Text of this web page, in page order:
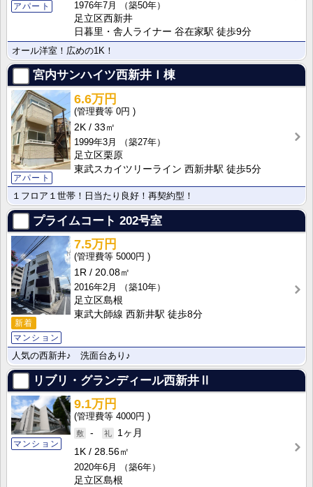
アパート
1976年7月
（築50年）
足立区西新井
日暮里・舎人ライナー 谷在家駅 徒歩9分
オール洋室！広めの1K！
宮内サンハイツ西新井Ｉ棟
アパート
6.6万円
0円
2K
33㎡
1999年3月
（築27年）
足立区栗原
東武スカイツリーライン 西新井駅 徒歩5分
１フロア１世帯！日当たり良好！再契約型！
プライムコート 202号室
新着
マンション
7.5万円
5000円
1R
20.08㎡
2016年2月
（築10年）
足立区島根
東武大師線 西新井駅 徒歩8分
人気の西新井♪ 洗面台あり♪
リブリ・グランディール西新井Ⅱ
マンション
9.1万円
4000円
-
1ヶ月
1K
28.56㎡
2020年6月
（築6年）
足立区島根